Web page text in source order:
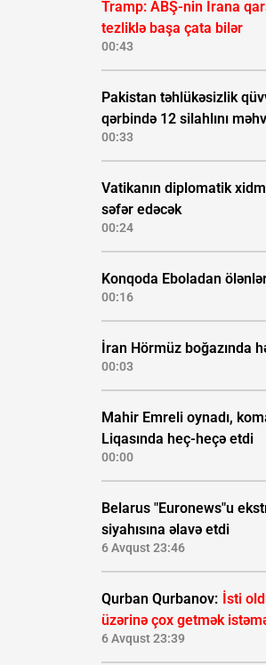
Tramp: ABŞ-nin İrana
tezliklə başa çata bilər
00:43
Pakistan təhlükəsizlik
qərbində 12 silahlını
00:33
Vatikanın diplomatik
səfər edəcək
00:24
Konqoda Eboladan
00:16
İran Hörmüz boğazında
00:03
Mahir Emreli oynadı,
Liqasında heç-heçə etdi
00:00
Belarus "Euronews"u
siyahısına əlavə etdi
6 Avqust 23:46
Qurban Qurbanov: İsti
üzərinə çox getmək
6 Avqust 23:39